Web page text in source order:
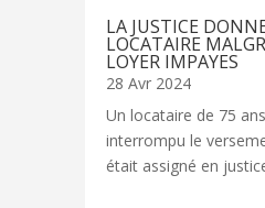
LA JUSTICE
LOCATAIRE
LOYER IMPAYES
28 Avr 2024
Un locataire de 75
interrompu le
était assigné en